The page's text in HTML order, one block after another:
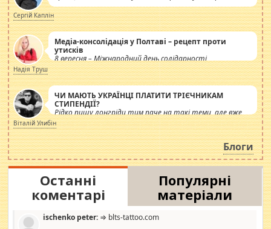
Сергій Каплін
Медіа-консолідація у Полтаві – рецепт проти
утисків
8 вересня – Міжнародний день солідарності
журналістів.
Надія Труш
ЧИ МАЮТЬ УКРАЇНЦІ ПЛАТИТИ ТРІЄЧНИКАМ
СТИПЕНДІЇ?
Рідко пишу лонгріди тим паче на такі теми, але вже
просто дістало! Обурюють сьогоднішні інсенуації
навколо стипендіального питання. Штучно
роздувається ще одна соціальна катастрофа.
Віталій Улибін
Блоги
Останні
коментарі
Популярні
матеріали
ischenko peter: ⇒ blts-tattoo.com